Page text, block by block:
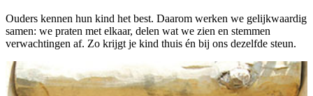
Ouders kennen hun kind het best. Daarom werken we gelijkwaardig
samen: we praten met elkaar, delen wat we zien en stemmen
verwachtingen af. Zo krijgt je kind thuis én bij ons dezelfde steun.